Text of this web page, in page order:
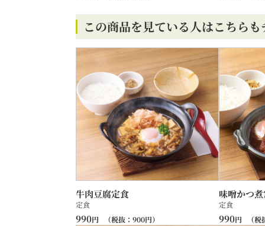
この商品を見ている人はこちらも
牛肉豆腐定食
定食
990円 （税抜： 900円）
味噌かつ
定食
990円 （税